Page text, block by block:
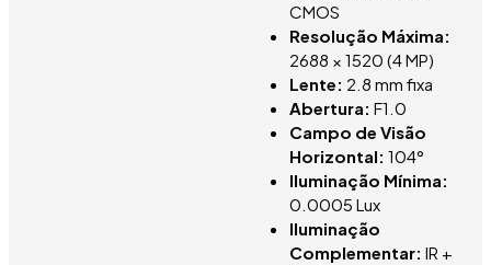
CMOS
Resolução Máxima:
2688 × 1520 (4 MP)
Lente: 2.8 mm fixa
Abertura: F1.0
Campo de Visão
Horizontal: 104°
Iluminação Mínima:
0.0005 Lux
Iluminação
Complementar: IR +